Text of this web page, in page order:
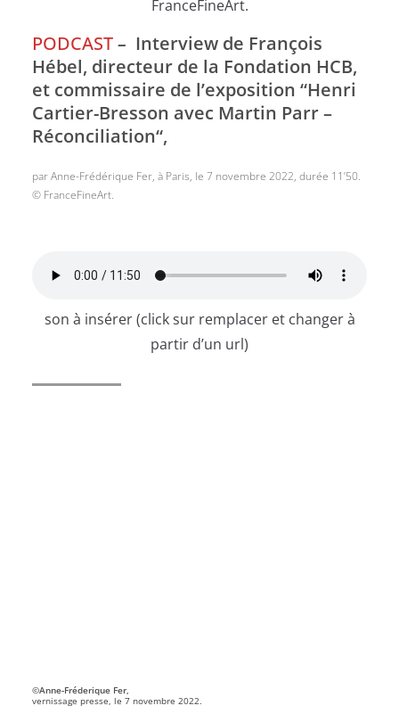
PODCAST– Interview de François
Hébel, directeur de la Fondation HCB,
et commissaire de l’exposition “Henri
Cartier-Bresson avec Martin Parr –
Réconciliation“,
par Anne-Frédérique Fer, à Paris, le 7 novembre 2022, durée 11’50.
© FranceFineArt.
son à insérer (click sur remplacer et changer à
partir d’un url)
©Anne-Fréderique Fer,
vernissage presse, le 7 novembre 2022.